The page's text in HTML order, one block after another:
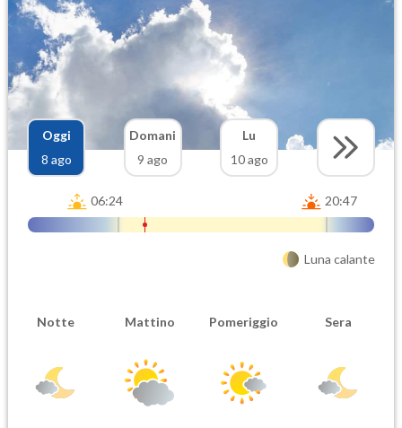
Oggi
8 ago
Domani
9 ago
Lu
10 ago
06:24 20:47
Luna calante
Notte Mattino Pomeriggio Sera